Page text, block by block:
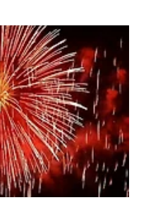
치한 장산 약수암을 선택했습
렇게 가을밤 부산의 바다를 불
대한 경험이 부족해서 찍었던
각보다 사진이 적어 고르기가